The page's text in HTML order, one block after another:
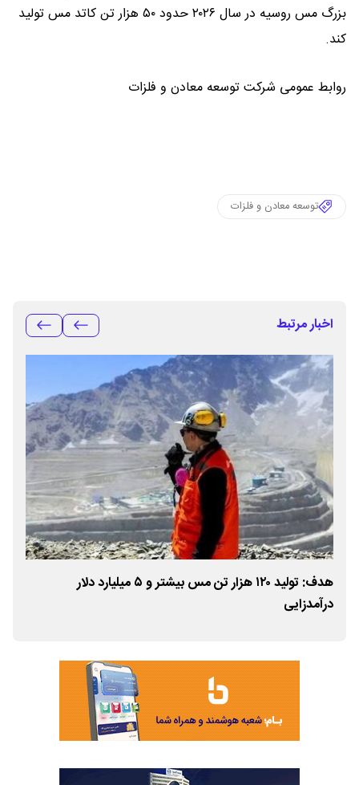
بزرگ مس روسیه در سال ۲۰۲۶ حدود ۵۰ هزار تن کاتد مس تولید
کند.
روابط عمومی شرکت توسعه معادن و فلزات
توسعه معادن و فلزات
اخبار مرتبط
هدف: تولید ۱۲۰ هزار تن مس بیشتر و ۵ میلیارد دلار
درآمدزایی